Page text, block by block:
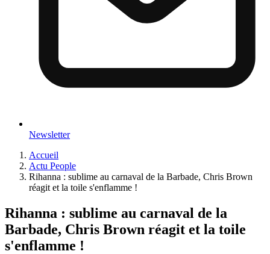
Newsletter
Accueil
Actu People
Rihanna : sublime au carnaval de la Barbade, Chris Brown
réagit et la toile s'enflamme !
Rihanna : sublime au carnaval de la
Barbade, Chris Brown réagit et la toile
s'enflamme !